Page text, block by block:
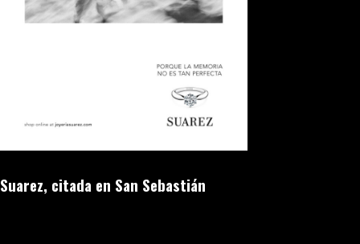
Suarez, citada en San Sebastián